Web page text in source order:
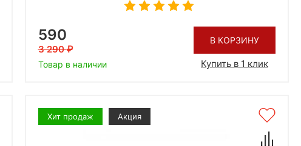
590
3 290
Товар в наличии
В КОРЗИНУ
Купить в 1 клик
Хит продаж Акция